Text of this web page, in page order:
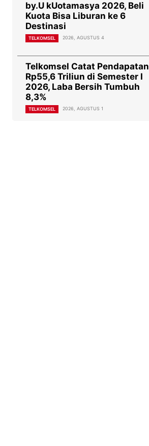
by.U kUotamasya 2026, Beli
Kuota Bisa Liburan ke 6
Destinasi
TELKOMSEL 2026, AGUSTUS 4
Telkomsel Catat Pendapatan
Rp55,6 Triliun di Semester I
2026, Laba Bersih Tumbuh
8,3%
TELKOMSEL 2026, AGUSTUS 1